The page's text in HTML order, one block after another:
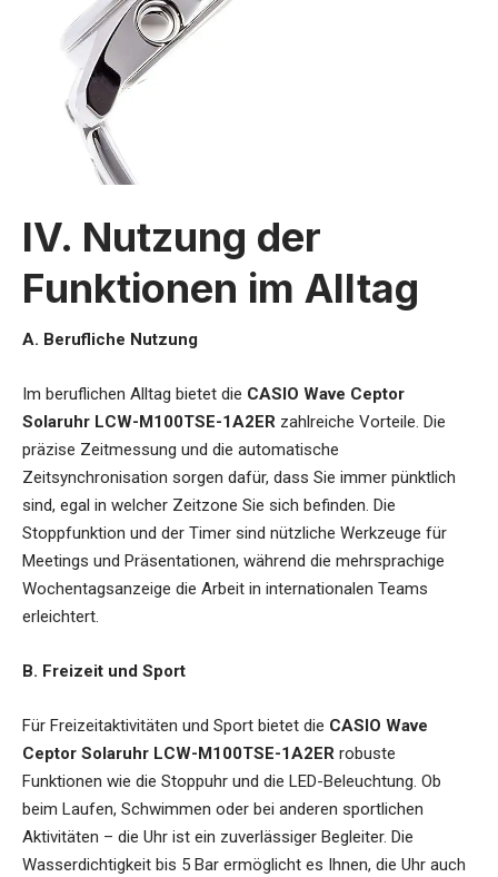
IV. Nutzung der
Funktionen im Alltag
A. Berufliche Nutzung
Im beruflichen Alltag bietet die CASIO Wave Ceptor
Solaruhr LCW-M100TSE-1A2ER zahlreiche Vorteile. Die
präzise Zeitmessung und die automatische
Zeitsynchronisation sorgen dafür, dass Sie immer pünktlich
sind, egal in welcher Zeitzone Sie sich befinden. Die
Stoppfunktion und der Timer sind nützliche Werkzeuge für
Meetings und Präsentationen, während die mehrsprachige
Wochentagsanzeige die Arbeit in internationalen Teams
erleichtert.
B. Freizeit und Sport
Für Freizeitaktivitäten und Sport bietet die CASIO Wave
Ceptor Solaruhr LCW-M100TSE-1A2ER robuste
Funktionen wie die Stoppuhr und die LED-Beleuchtung. Ob
beim Laufen, Schwimmen oder bei anderen sportlichen
Aktivitäten – die Uhr ist ein zuverlässiger Begleiter. Die
Wasserdichtigkeit bis 5 Bar ermöglicht es Ihnen, die Uhr auch